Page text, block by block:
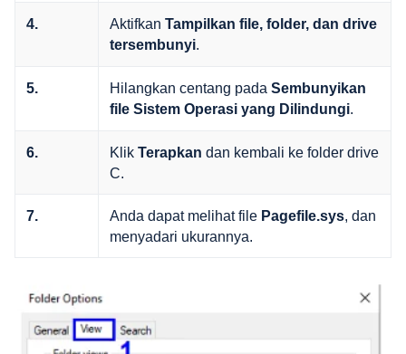
4. Aktifkan Tampilkan file, folder, dan drive
tersembunyi.
5. Hilangkan centang pada Sembunyikan
file Sistem Operasi yang Dilindungi.
6. Klik Terapkan dan kembali ke folder drive
C.
7. Anda dapat melihat file Pagefile.sys, dan
menyadari ukurannya.